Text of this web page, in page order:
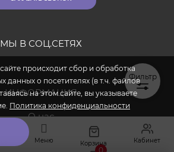
Меню Корзина
0
Кабинет
МЫ В СОЦ.СЕТЯХ
ИНФОРМАЦИЯ
О нас
Контакты
Фильтр